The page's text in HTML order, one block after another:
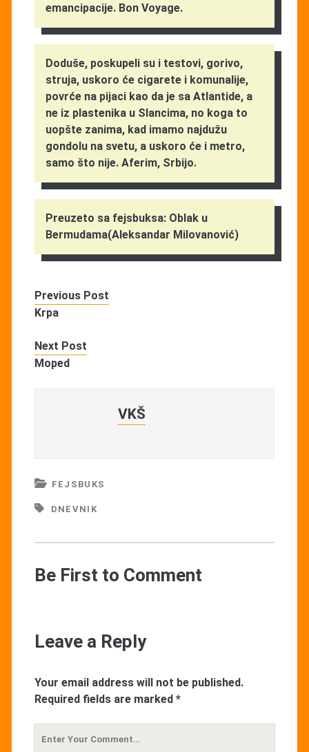
emancipacije. Bon Voyage.
Doduše, poskupeli su i testovi, gorivo,
struja, uskoro će cigarete i komunalije,
povrće na pijaci kao da je sa Atlantide, a
ne iz plastenika u Slancima, no koga to
uopšte zanima, kad imamo najdužu
gondolu na svetu, a uskoro će i metro,
samo što nije. Aferim, Srbijo.
Preuzeto sa fejsbuksa: Oblak u
Bermudama(Aleksandar Milovanović)
Previous Post
Krpa
Next Post
Moped
VKŠ
FEJSBUKS
DNEVNIK
Be First to Comment
Leave a Reply
Your email address will not be published.
Required fields are marked *